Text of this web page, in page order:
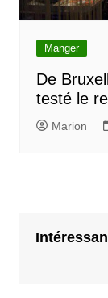
Manger
De
testé le
Marion